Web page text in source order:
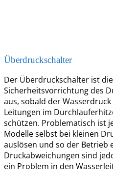
Überdruckschalter
Der Überdruckschalter ist
Sicherheitsvorrichtung des
aus, sobald der
Leitungen im
schützen. Problematisch ist
Modelle selbst bei kleinen
auslösen und so der Betrieb
Druckabweichungen sind
ein Problem in den